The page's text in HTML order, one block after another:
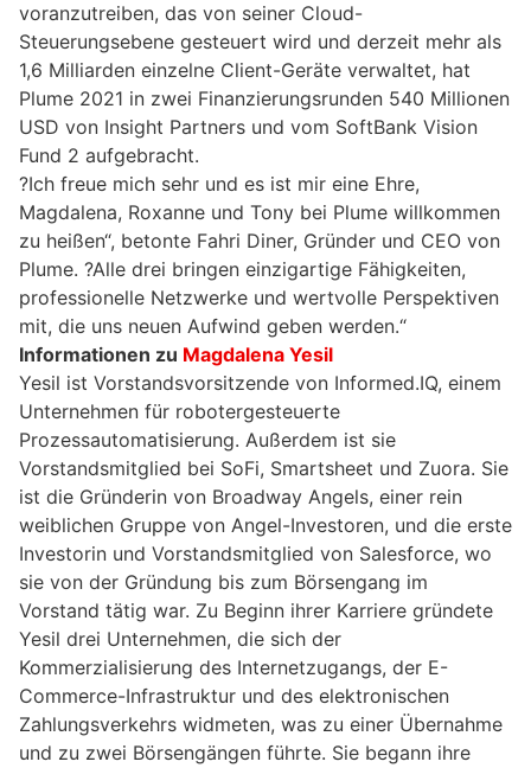
voranzutreiben, das von seiner Cloud-
Steuerungsebene gesteuert wird und derzeit mehr als
1,6 Milliarden einzelne Client-Geräte verwaltet, hat
Plume 2021 in zwei Finanzierungsrunden 540 Millionen
USD von Insight Partners und vom SoftBank Vision
Fund 2 aufgebracht.
?Ich freue mich sehr und es ist mir eine Ehre,
Magdalena, Roxanne und Tony bei Plume willkommen
zu heißen“, betonte Fahri Diner, Gründer und CEO von
Plume. ?Alle drei bringen einzigartige Fähigkeiten,
professionelle Netzwerke und wertvolle Perspektiven
mit, die uns neuen Aufwind geben werden.“
Informationen zu Magdalena Yesil
Yesil ist Vorstandsvorsitzende von Informed.IQ, einem
Unternehmen für robotergesteuerte
Prozessautomatisierung. Außerdem ist sie
Vorstandsmitglied bei SoFi, Smartsheet und Zuora. Sie
ist die Gründerin von Broadway Angels, einer rein
weiblichen Gruppe von Angel-Investoren, und die erste
Investorin und Vorstandsmitglied von Salesforce, wo
sie von der Gründung bis zum Börsengang im
Vorstand tätig war. Zu Beginn ihrer Karriere gründete
Yesil drei Unternehmen, die sich der
Kommerzialisierung des Internetzugangs, der E-
Commerce-Infrastruktur und des elektronischen
Zahlungsverkehrs widmeten, was zu einer Übernahme
und zu zwei Börsengängen führte. Sie begann ihre